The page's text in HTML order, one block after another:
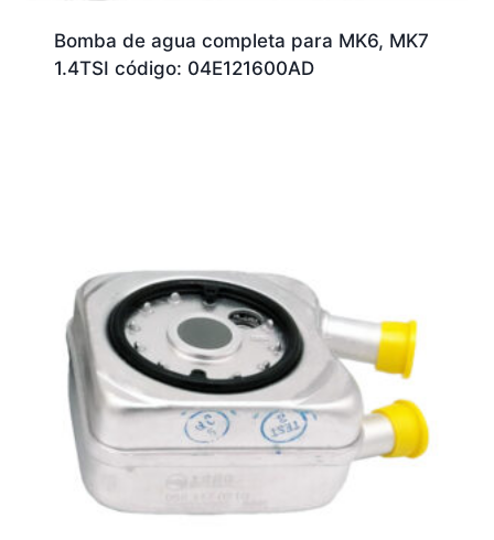
Bomba de agua completa para MK6, MK7
1.4TSI código: 04E121600AD